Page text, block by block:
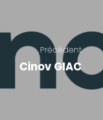
Précédent
Cinov GIAC